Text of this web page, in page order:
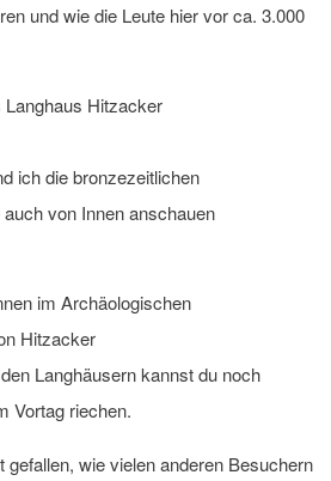
und wie die Leute hier vor ca. 3.000
ich die bronzezeitlichen
von Innen anschauen
Langhäusern kannst du noch
Vortag riechen.
wie vielen anderen Besuchern